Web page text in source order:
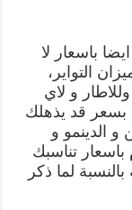
باسعار لا
التواير،
و لاي
بسعر قد يذهلك
و الدينمو و
تناسبك
لما ذكر